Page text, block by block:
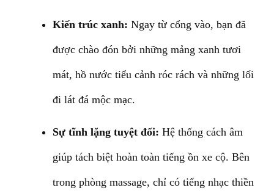
Kiến trúc xanh: Ngay từ cổng vào, bạn đã
được chào đón bởi những mảng xanh tươi
mát, hồ nước tiểu cảnh róc rách và những lối
đi lát đá mộc mạc.
Sự tĩnh lặng tuyệt đối: Hệ thống cách âm
giúp tách biệt hoàn toàn tiếng ồn xe cộ. Bên
trong phòng massage, chỉ có tiếng nhạc thiền